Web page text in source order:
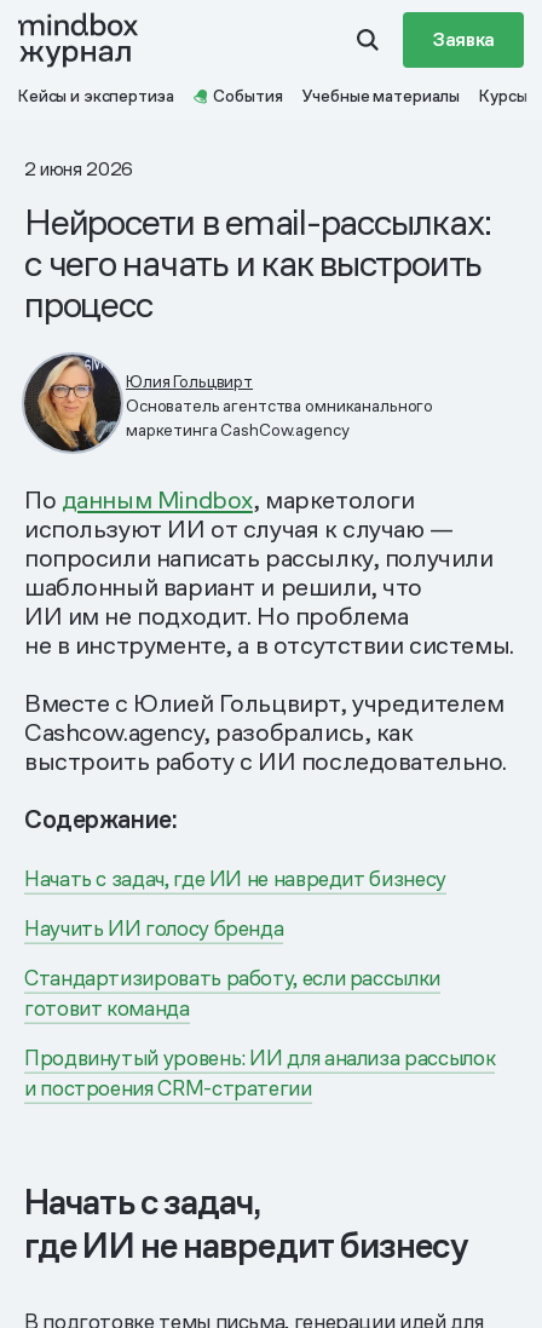
Заявка
Кейсы и экспертиза События Учебные материалы Курсы
2 июня 2026
Нейросети в email-рассылках:
с чего начать и как выстроить
процесс
Юлия Гольцвирт
Основатель агентства омниканального
маркетинга CashCow.agency
По данным Mindbox, маркетологи
используют ИИ от случая к случаю —
попросили написать рассылку, получили
шаблонный вариант и решили, что
ИИ им не подходит. Но проблема
не в инструменте, а в отсутствии системы.
Вместе с Юлией Гольцвирт, учредителем
Cashcow.agency, разобрались, как
выстроить работу с ИИ последовательно.
Содержание:
Начать с задач, где ИИ не навредит бизнесу
Научить ИИ голосу бренда
Стандартизировать работу, если рассылки
готовит команда
Продвинутый уровень: ИИ для анализа рассылок
и построения CRM-стратегии
Начать с задач,
где ИИ не навредит бизнесу
В подготовке темы письма, генерации идей для